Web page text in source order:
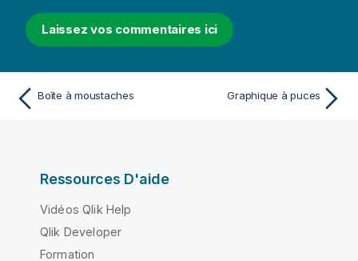
Laissez vos commentaires ici
Boîte à moustaches Graphique à puces
Ressources D'aide
Vidéos Qlik Help
Qlik Developer
Formation